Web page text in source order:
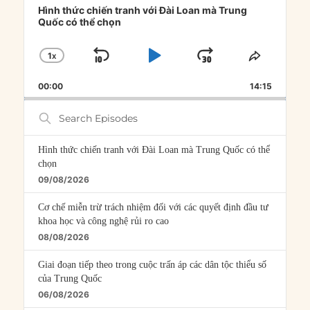
Player
Hình thức chiến tranh với Đài Loan mà Trung
Quốc có thể chọn
CHANGE
RATE
1X
SKIP
PLAYJUMP
FORWARD
SHARE
00:00 14:15
Search
Episodes
Hình thức chiến tranh với Đài Loan mà Trung Quốc có thể
chọn
09/08/2026
Cơ chế miễn trừ trách nhiệm đối với các quyết định đầu tư
khoa học và công nghệ rủi ro cao
08/08/2026
Giai đoạn tiếp theo trong cuộc trấn áp các dân tộc thiểu số
của Trung Quốc
06/08/2026